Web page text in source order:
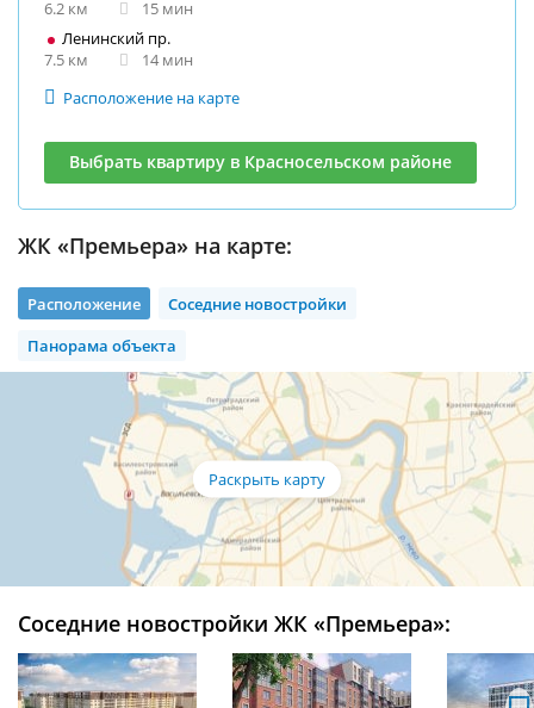
6.2 км
15 мин
Ленинский пр.
7.5 км
14 мин
Расположение на карте
Выбрать квартиру в Красносельском районе
ЖК «Премьера» на карте:
Расположение
Соседние новостройки
Панорама объекта
Соседние новостройки ЖК «Премьера»: